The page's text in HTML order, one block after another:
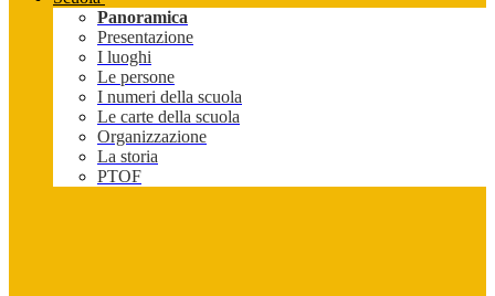
Panoramica
Presentazione
I luoghi
Le persone
I numeri della scuola
Le carte della scuola
Organizzazione
La storia
PTOF